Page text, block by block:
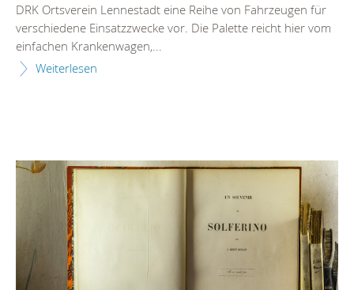
DRK Ortsverein Lennestadt eine Reihe von Fahrzeugen für
verschiedene Einsatzzwecke vor. Die Palette reicht hier vom
einfachen Krankenwagen,...
Weiterlesen